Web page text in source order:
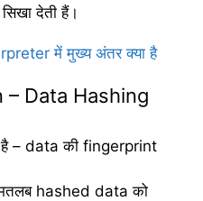
देती हैं।
में मुख्य अंतर क्या है
Data Hashing
है – data की fingerprint
hashed data को